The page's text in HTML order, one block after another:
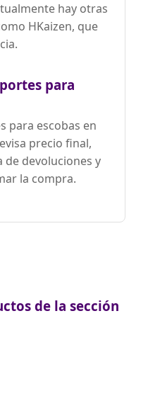
hay otras
HKaizen, que
para
para escobas en
precio final,
devoluciones y
la compra.
de la sección